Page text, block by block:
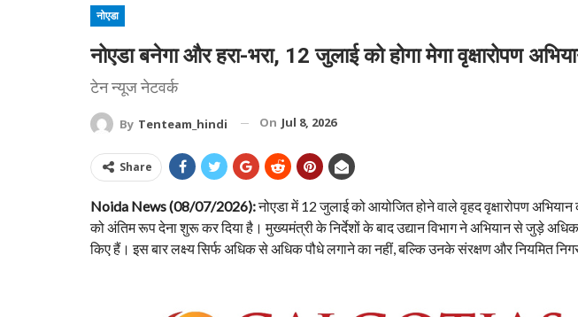
नोएडा
नोएडा बनेगा और हरा-भरा, 12 जुलाई को होगा मेगा वृक्षारोपण
टेन न्यूज नेटवर्क
By Tenteam_hindi On Jul 8, 2026
Share
Noida News (08/07/2026):नोएडा में 12 जुलाई को आयोजित होने वाले वृहद वृक्षारोपण
को अंतिम रूप देना शुरू कर दिया है। मुख्यमंत्री के निर्देशों के बाद उद्यान विभाग ने अभियान से जुड़े
किए हैं। इस बार लक्ष्य सिर्फ अधिक से अधिक पौधे लगाने का नहीं, बल्कि उनके संरक्षण और नियमित